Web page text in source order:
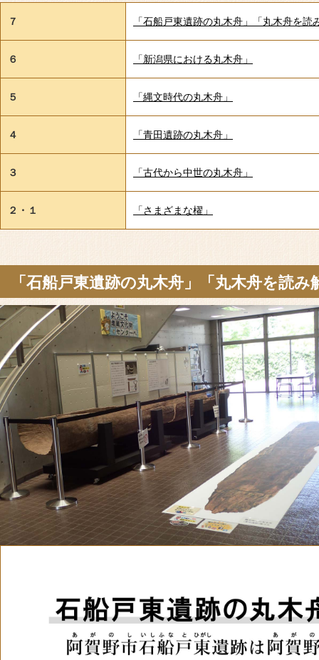
７ 「石船戸東遺跡の丸木舟」「丸木舟を読
６ 「新潟県における丸木舟」
５ 「縄文時代の丸木舟」
４ 「青田遺跡の丸木舟」
３ 「古代から中世の丸木舟」
２・１ 「さまざまな櫂」
「石船戸東遺跡の丸木舟」「丸木舟を読み